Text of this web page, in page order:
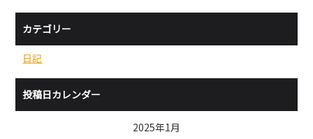
カテゴリー
日記
投稿日カレンダー
2025年1月